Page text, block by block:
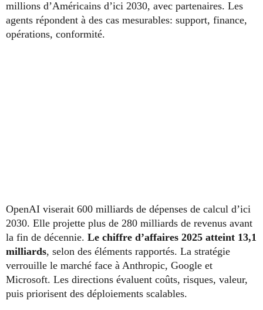
millions d’Américains d’ici 2030, avec partenaires. Les
agents répondent à des cas mesurables: support, finance,
opérations, conformité.
OpenAI viserait 600 milliards de dépenses de calcul d’ici
2030. Elle projette plus de 280 milliards de revenus avant
la fin de décennie. Le chiffre d’affaires 2025 atteint 13,1
milliards, selon des éléments rapportés. La stratégie
verrouille le marché face à Anthropic, Google et
Microsoft. Les directions évaluent coûts, risques, valeur,
puis priorisent des déploiements scalables.